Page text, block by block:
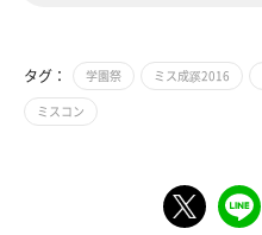
タグ： 学園祭 ミス成蹊2016
ミスコン